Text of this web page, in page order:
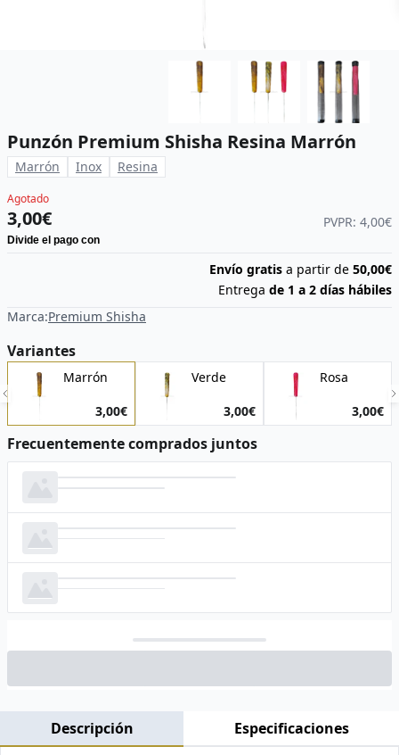
Punzón Premium Shisha Resina Marrón
Marrón Inox Resina
Agotado
3,00€ PVPR: 4,00€
Envío gratis a partir de 50,00€
Entrega de 1 a 2 días hábiles
Marca:Premium Shisha
Variantes
Marrón
3,00€
Verde
3,00€
Rosa
3,00€
Frecuentemente comprados juntos
Cargando imagen...
Cargando imagen...
Descripción
Especificaciones